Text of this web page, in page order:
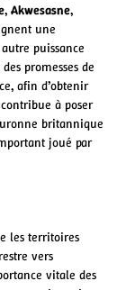
, Akwesasne,
une
puissance
promesses de
afin d’obtenir
à poser
britannique
joué par
les territoires
vers
vitale des